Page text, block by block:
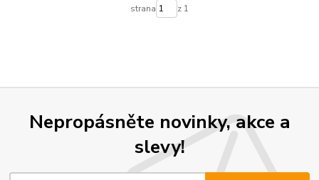
strana z 1
Nepropásněte novinky, akce a
slevy!